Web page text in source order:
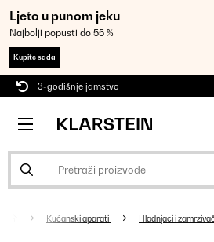
Ljeto u punom jeku
Najbolji popusti do 55 %
Kupite sada
3-godišnje jamstvo
Kućanski aparati Hladnjaci i